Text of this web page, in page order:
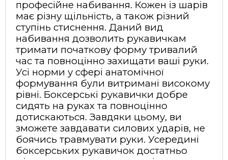
професійне набивання. Кожен із шарів
має різну щільність, а також різний
ступінь стиснення. Даний вид
набивання дозволить рукавичкам
тримати початкову форму тривалий
час та повноцінно захищати ваші руки.
Усі норми у сфері анатомічної
формування були витримані високому
рівні. Боксерські рукавички добре
сидять на руках та повноцінно
дотискаються. Завдяки цьому, ви
зможете завдавати силових ударів, не
боячись травмувати руки. Усередині
боксерських рукавичок достатньо